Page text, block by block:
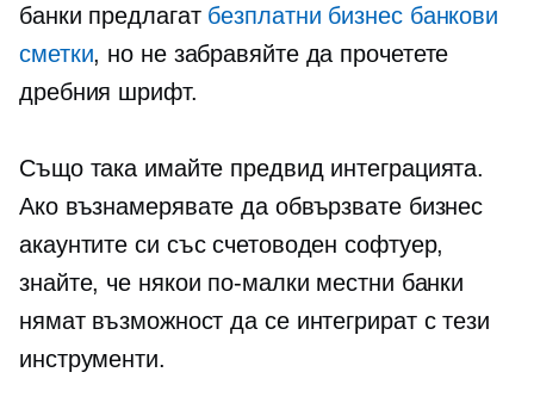
банки предлагат безплатни бизнес банкови
сметки, но не забравяйте да прочетете
дребния шрифт.
Също така имайте предвид интеграцията.
Ако възнамерявате да обвързвате бизнес
акаунтите си със счетоводен софтуер,
знайте, че някои по-малки местни банки
нямат възможност да се интегрират с тези
инструменти.